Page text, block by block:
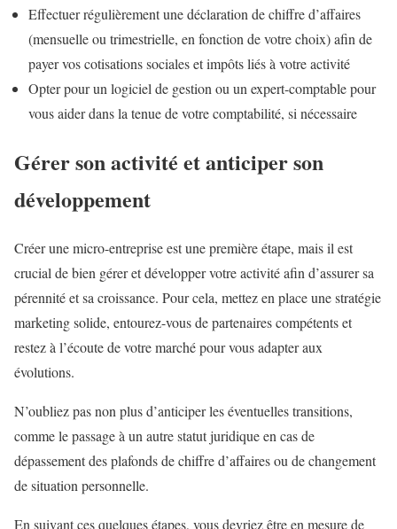
Effectuer régulièrement une déclaration de chiffre d’affaires
(mensuelle ou trimestrielle, en fonction de votre choix) afin de
payer vos cotisations sociales et impôts liés à votre activité
Opter pour un logiciel de gestion ou un expert-comptable pour
vous aider dans la tenue de votre comptabilité, si nécessaire
Gérer son activité et anticiper son
développement
Créer une micro-entreprise est une première étape, mais il est
crucial de bien gérer et développer votre activité afin d’assurer sa
pérennité et sa croissance. Pour cela, mettez en place une stratégie
marketing solide, entourez-vous de partenaires compétents et
restez à l’écoute de votre marché pour vous adapter aux
évolutions.
N’oubliez pas non plus d’anticiper les éventuelles transitions,
comme le passage à un autre statut juridique en cas de
dépassement des plafonds de chiffre d’affaires ou de changement
de situation personnelle.
En suivant ces quelques étapes, vous devriez être en mesure de